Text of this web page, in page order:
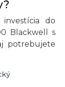
do
Blackwell s
potrebujete